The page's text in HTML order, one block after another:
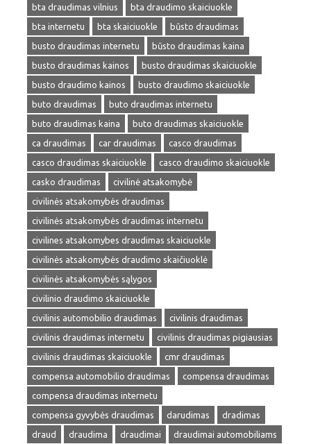
bta draudimas vilnius
bta draudimo skaiciuokle
bta internetu
bta skaiciuokle
būsto draudimas
busto draudimas internetu
būsto draudimas kaina
busto draudimas kainos
busto draudimas skaiciuokle
busto draudimo kainos
busto draudimo skaiciuokle
buto draudimas
buto draudimas internetu
buto draudimas kaina
buto draudimas skaiciuokle
ca draudimas
car draudimas
casco draudimas
casco draudimas skaiciuokle
casco draudimo skaiciuokle
casko draudimas
civilinė atsakomybė
civilinės atsakomybės draudimas
civilinės atsakomybės draudimas internetu
civilines atsakomybes draudimas skaiciuokle
civilinės atsakomybės draudimo skaičiuoklė
civilinės atsakomybės sąlygos
civilinio draudimo skaiciuokle
civilinis automobilio draudimas
civilinis draudimas
civilinis draudimas internetu
civilinis draudimas pigiausias
civilinis draudimas skaiciuokle
cmr draudimas
compensa automobilio draudimas
compensa draudimas
compensa draudimas internetu
compensa gyvybės draudimas
darudimas
dradimas
draud
draudima draudimai
draudimai automobiliams